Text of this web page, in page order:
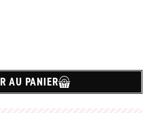
AU PANIER